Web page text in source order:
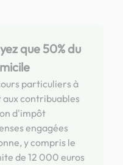
que 50% du
particuliers à
contribuables
d'impôt
engagées
y compris le
de 12 000 euros